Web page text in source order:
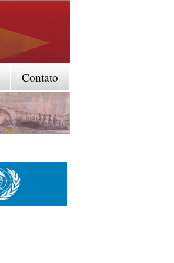
Contato